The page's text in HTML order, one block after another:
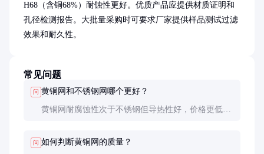
H68（含铜68%）耐蚀性更好。优质产品应提供材质证明和
孔径检测报告。大批量采购时可要求厂家提供样品测试过滤
效果和耐久性。
常见问题
问 黄铜网和不锈钢网哪个更好？
黄铜网耐腐蚀性次于不锈钢但导热性好，价格更低；
问 如何判断黄铜网的质量？